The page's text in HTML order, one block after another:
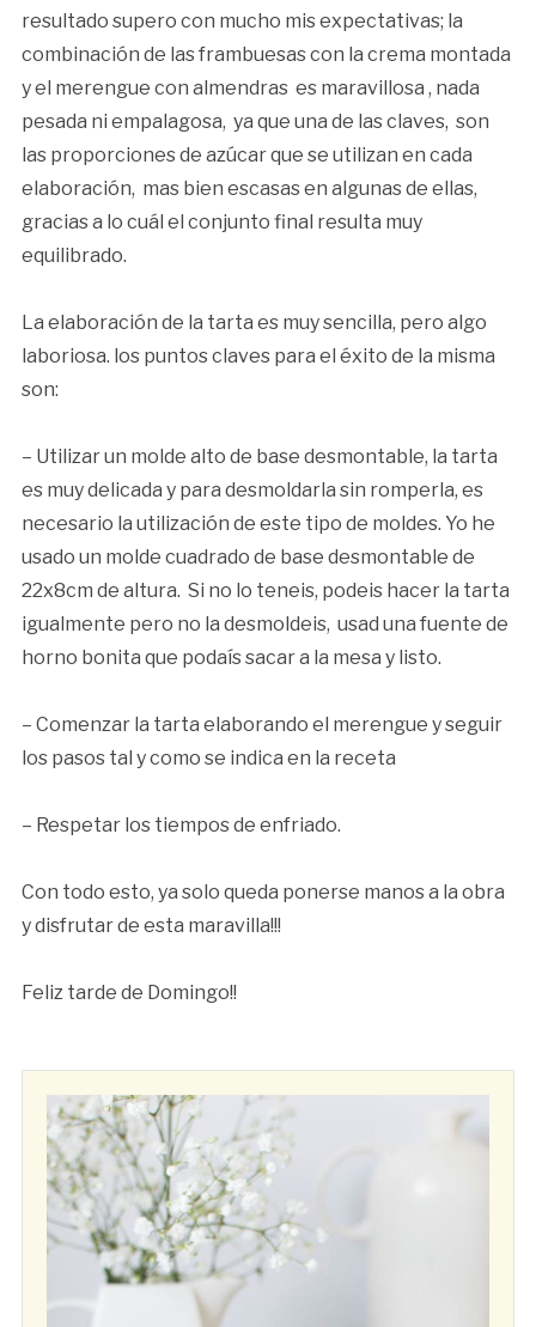
resultado supero con mucho mis expectativas; la
combinación de las frambuesas con la crema montada
y el merengue con almendras es maravillosa , nada
pesada ni empalagosa, ya que una de las claves, son
las proporciones de azúcar que se utilizan en cada
elaboración, mas bien escasas en algunas de ellas,
gracias a lo cuál el conjunto final resulta muy
equilibrado.
La elaboración de la tarta es muy sencilla, pero algo
laboriosa. los puntos claves para el éxito de la misma
son:
– Utilizar un molde alto de base desmontable, la tarta
es muy delicada y para desmoldarla sin romperla, es
necesario la utilización de este tipo de moldes. Yo he
usado un molde cuadrado de base desmontable de
22x8cm de altura. Si no lo teneis, podeis hacer la tarta
igualmente pero no la desmoldeis, usad una fuente de
horno bonita que podaís sacar a la mesa y listo.
– Comenzar la tarta elaborando el merengue y seguir
los pasos tal y como se indica en la receta
– Respetar los tiempos de enfriado.
Con todo esto, ya solo queda ponerse manos a la obra
y disfrutar de esta maravilla!!!
Feliz tarde de Domingo!!